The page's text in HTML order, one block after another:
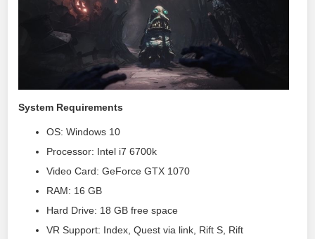
System Requirements
OS: Windows 10
Processor: Intel i7 6700k
Video Card: GeForce GTX 1070
RAM: 16 GB
Hard Drive: 18 GB free space
VR Support: Index, Quest via link, Rift S, Rift